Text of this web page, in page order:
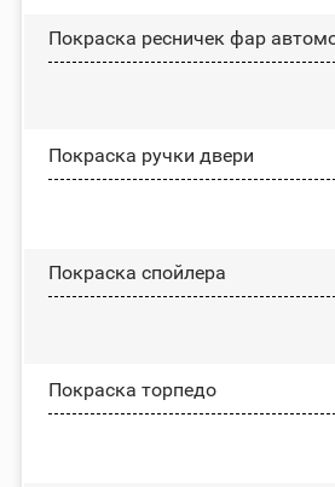
Покраска ресничек фар
Покраска ручки двери
Покраска спойлера
Покраска торпедо